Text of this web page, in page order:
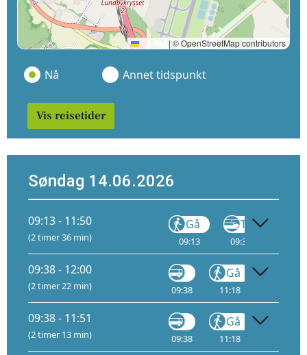
Leaflet | © OpenStreetMap contributors
Nå Annet tidspunkt
Vis reisetider
Søndag 14.06.2026
09:13 - 11:50
(2 timer 36 min)
Gå
09:13
Tog
09:32
09:38 - 12:00
(2 timer 22 min) 09:38
Gå
11:18
09:38 - 11:51
(2 timer 13 min) 09:38
Gå
11:18